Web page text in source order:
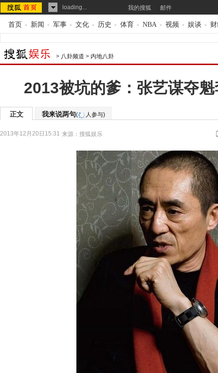
loading... 我的搜狐 邮件
首页 - 新闻 - 军事 - 文化 - 历史 - 体育 - NBA - 视频 - 娱谈 -
> 八卦频道 > 内地八卦
2013被坑的爹：张艺谋夺
正文 我来说两句( 人参与)
2013年12月20日15:31 来源： 搜狐娱乐